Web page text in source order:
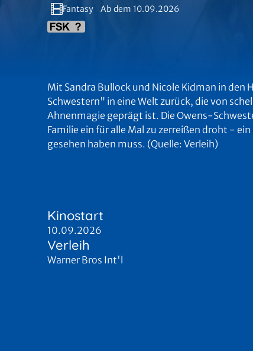
Fantasy Ab dem 10.09.2026
Mit Sandra Bullock und Nicole Kidman in
Schwestern" in eine Welt zurück, die von
Ahnenmagie geprägt ist. Die Owens-
Familie ein für alle Mal zu zerreißen droht -
gesehen haben muss. (Quelle: Verleih)
Kinostart
10.09.2026
Verleih
Warner Bros Int'l